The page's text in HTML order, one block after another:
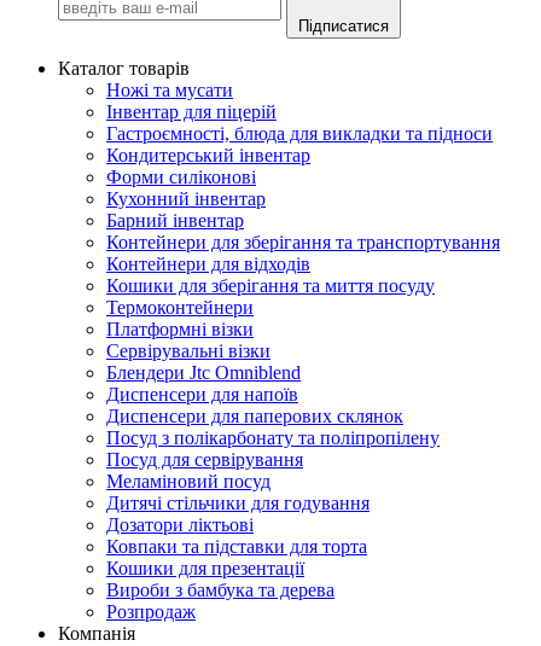
Підписатися
Каталог товарів
Ножі та мусати
Інвентар для піцерій
Гастроємності, блюда для викладки та підноси
Кондитерський інвентар
Форми силіконові
Кухонний інвентар
Барний інвентар
Контейнери для зберігання та транспортування
Контейнери для відходів
Кошики для зберігання та миття посуду
Термоконтейнери
Платформні візки
Сервірувальні візки
Блендери Jtc Omniblend
Диспенсери для напоїв
Диспенсери для паперових склянок
Посуд з полікарбонату та поліпропілену
Посуд для сервірування
Меламіновий посуд
Дитячі стільчики для годування
Дозатори ліктьові
Ковпаки та підставки для торта
Кошики для презентації
Вироби з бамбука та дерева
Розпродаж
Компанія